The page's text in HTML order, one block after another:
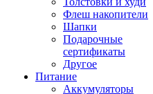
Флеш накопители
Шапки
Подарочные
сертификаты
Другое
Питание
Аккумуляторы